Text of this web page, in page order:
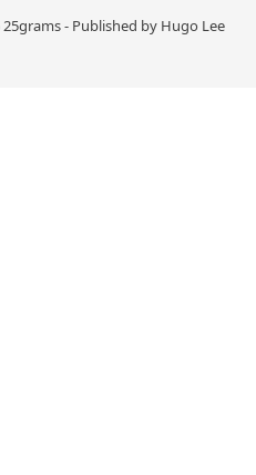
- Published by Hugo Lee